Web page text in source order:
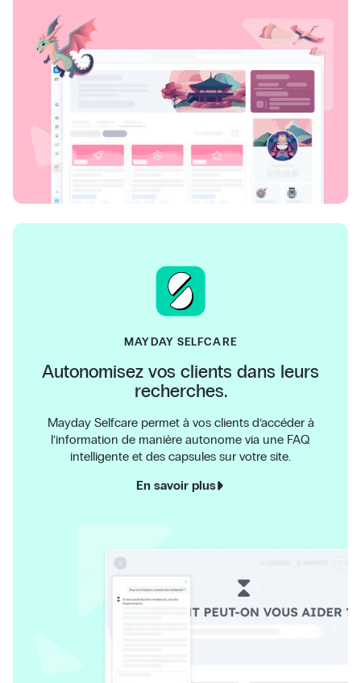
MAYDAY SELFCARE
Autonomisez vos clients dans leurs
recherches.
Mayday Selfcare permet à vos clients d’accéder à
l’information de manière autonome via une FAQ
intelligente et des capsules sur votre site.
En savoir plus